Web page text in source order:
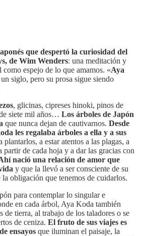
que despertó la curiosidad del
de Wim Wenders: una meditación y
espejo de lo que amamos. «Aya
siglo, pero su prosa sigue siendo
, glicinas, cipreses hinoki, pinos de
siete mil años… Los árboles de Japón
que nunca dejan de cautivarnos. Desde
les regalaba árboles a ella y a sus
plantarlos, a estar atentos a las plagas, a
partir de cada hoja y a dar las gracias con
nació una relación de amor que
y que la llevó a ser consciente de su
obligación que tenemos de cuidarlos.
para contemplar lo singular e
en cada árbol, Aya Koda también
de tierra, al trabajo de los taladores o se
de ceniza. El fruto de sus viajes es
ensayos que iluminan el paisaje, la